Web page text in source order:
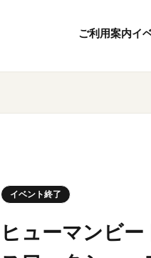
ご利用案内イ
京都芸術センターの歩み
概要・理念・運営体制
連携事業のご案内
イベント終了
ヒューマンビー